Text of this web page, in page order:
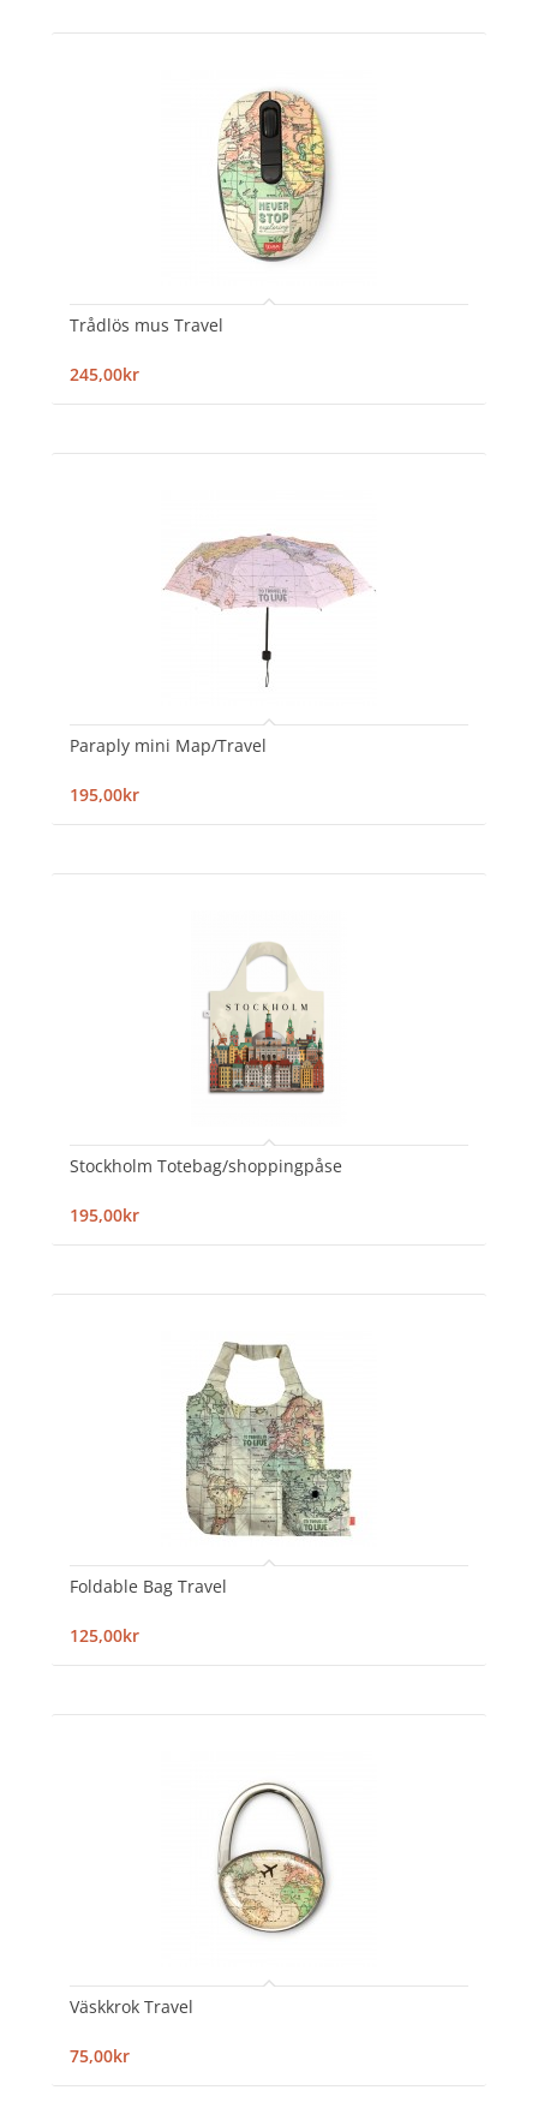
Trådlös mus Travel
245,00kr
Paraply mini Map/Travel
195,00kr
Stockholm Totebag/shoppingpåse
195,00kr
Foldable Bag Travel
125,00kr
Väskkrok Travel
75,00kr